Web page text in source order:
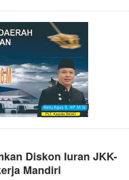
Diskon Iuran JKK-
Mandiri